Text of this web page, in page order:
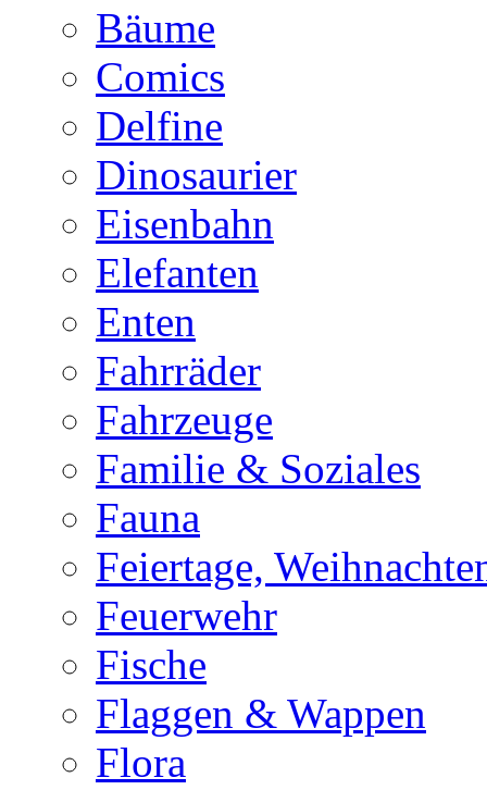
Bäume
Comics
Delfine
Dinosaurier
Eisenbahn
Elefanten
Enten
Fahrräder
Fahrzeuge
Familie & Soziales
Fauna
Feiertage,
Feuerwehr
Fische
Flaggen & Wappen
Flora